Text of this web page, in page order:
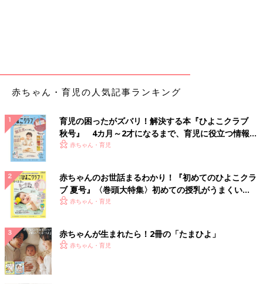
赤ちゃん・育児の人気記事ランキング
育児の困ったがズバリ！解決する本『ひよこクラブ
秋号』 4カ月～2才になるまで、育児に役立つ情報が
いっぱい！
赤ちゃん・育児
赤ちゃんのお世話まるわかり！『初めてのひよこクラ
ブ 夏号』〈巻頭大特集〉初めての授乳がうまくい
く！ おっぱい・ミルクの基本と夏のトラブル 解決テ
赤ちゃん・育児
赤ちゃんが生まれたら！2冊の「たまひよ」
赤ちゃん・育児